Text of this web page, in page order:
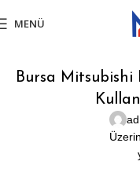
MENÜ
Bursa